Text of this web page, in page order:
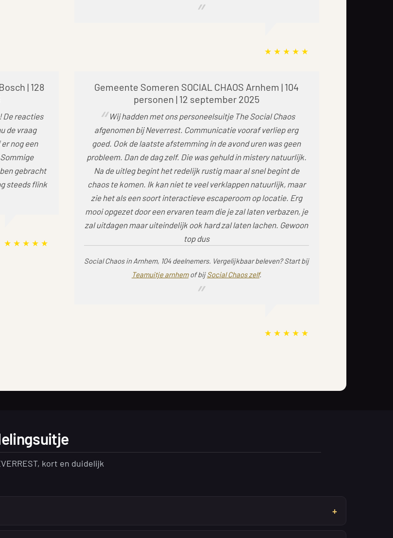
| 128
De reacties
de vraag
nog een
gebracht
steeds flink
Gemeente Someren SOCIAL CHAOS Arnhem | 104
personen | 12 september 2025
Wij hadden met ons personeelsuitje The Social Chaos
afgenomen bij Neverrest. Communicatie vooraf verliep erg
goed. Ook de laatste afstemming in de avond uren was geen
probleem. Dan de dag zelf. Die was gehuld in mistery natuurlijk.
Na de uitleg begint het redelijk rustig maar al snel begint de
chaos te komen. Ik kan niet te veel verklappen natuurlijk, maar
zie het als een soort interactieve escaperoom op locatie. Erg
mooi opgezet door een ervaren team die je zal laten verbazen, je
zal uitdagen maar uiteindelijk ook hard zal laten lachen. Gewoon
top dus
Social Chaos in Arnhem, 104 deelnemers. Vergelijkbaar beleven? Start bij
Teamuitje arnhemof bijSocial Chaos zelf.
kort en duidelijk